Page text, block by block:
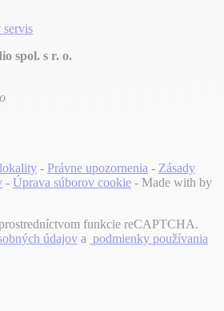
servis
spol. s r. o.
- Právne upozornenia - Zásady
- Úprava súborov cookie - Made with by
funkcie reCAPTCHA.
údajov a podmienky používania